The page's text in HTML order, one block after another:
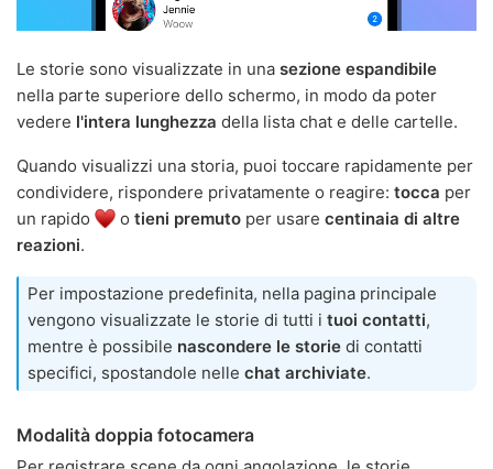
Le storie sono visualizzate in una sezione espandibile
nella parte superiore dello schermo, in modo da poter
vedere l'intera lunghezza della lista chat e delle cartelle.
Quando visualizzi una storia, puoi toccare rapidamente per
condividere, rispondere privatamente o reagire: tocca per
un rapido
otieni premuto per usarecentinaia di altre
reazioni.
Per impostazione predefinita, nella pagina principale
vengono visualizzate le storie di tutti i tuoi contatti,
mentre è possibile nascondere le storie di contatti
specifici, spostandole nelle chat archiviate.
Modalità doppia fotocamera